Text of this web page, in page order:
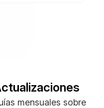
mensuales sobre